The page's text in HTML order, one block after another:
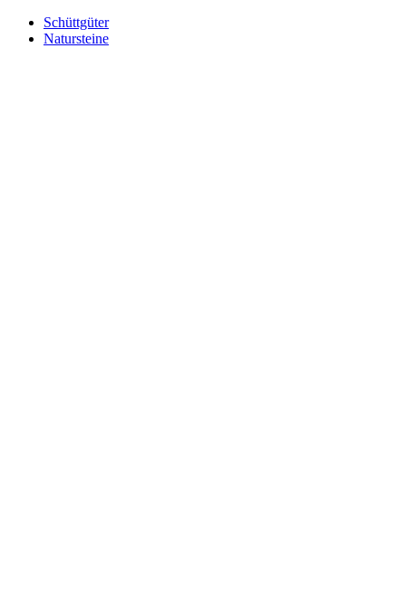
Schüttgüter
Natursteine